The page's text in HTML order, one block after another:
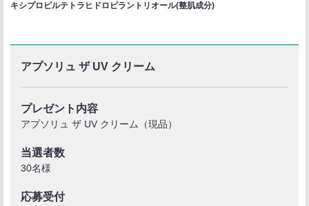
キシプロピルテトラヒドロピラントリオール(整肌成分)
アプソリュ ザ UV クリーム
プレゼント内容
アプソリュ ザ UV クリーム（現品）
当選者数
30名様
応募受付